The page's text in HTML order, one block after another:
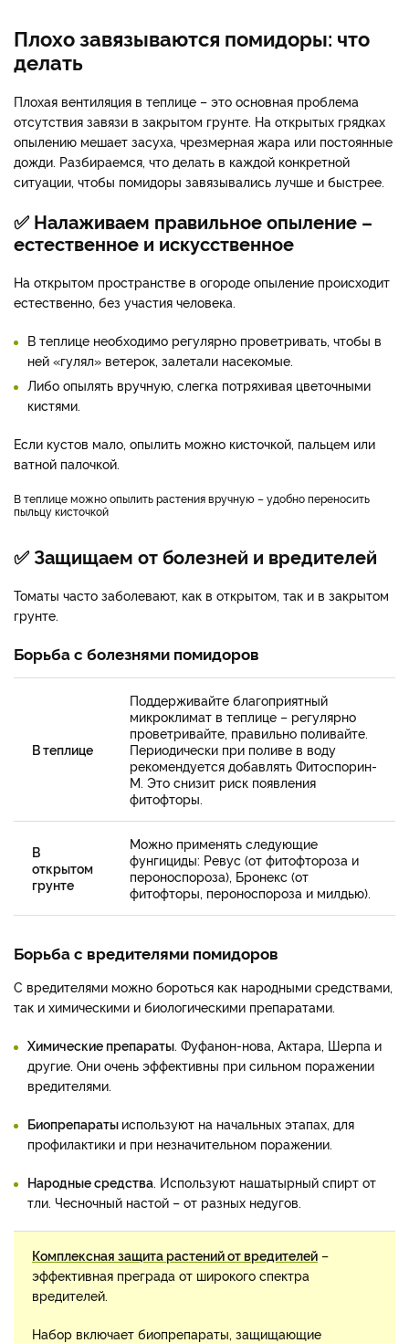
Плохо завязываются помидоры: что
делать
Плохая вентиляция в теплице – это основная проблема
отсутствия завязи в закрытом грунте. На открытых грядках
опылению мешает засуха, чрезмерная жара или постоянные
дожди. Разбираемся, что делать в каждой конкретной
ситуации, чтобы помидоры завязывались лучше и быстрее.
✅ Налаживаем правильное опыление –
естественное и искусственное
На открытом пространстве в огороде опыление происходит
естественно, без участия человека.
В теплице необходимо регулярно проветривать, чтобы в
ней «гулял» ветерок, залетали насекомые.
Либо опылять вручную, слегка потряхивая цветочными
кистями.
Если кустов мало, опылить можно кисточкой, пальцем или
ватной палочкой.
В теплице можно опылить растения вручную – удобно переносить
пыльцу кисточкой
✅ Защищаем от болезней и вредителей
Томаты часто заболевают, как в открытом, так и в закрытом
грунте.
Борьба с болезнями помидоров
В теплице
Поддерживайте благоприятный
микроклимат в теплице – регулярно
проветривайте, правильно поливайте.
Периодически при поливе в воду
рекомендуется добавлять Фитоспорин-
М. Это снизит риск появления
фитофторы.
В
открытом
грунте
Можно применять следующие
фунгициды: Ревус (от фитофтороза и
пероноспороза), Бронекс (от
фитофторы, пероноспороза и милдью).
Борьба с вредителями помидоров
С вредителями можно бороться как народными средствами,
так и химическими и биологическими препаратами.
Химические препараты. Фуфанон-нова, Актара, Шерпа и
другие. Они очень эффективны при сильном поражении
вредителями.
Биопрепараты используют на начальных этапах, для
профилактики и при незначительном поражении.
Народные средства. Используют нашатырный спирт от
тли. Чесночный настой – от разных недугов.
Комплексная защита растений от вредителей –
эффективная преграда от широкого спектра
вредителей.
Набор включает биопрепараты, защищающие